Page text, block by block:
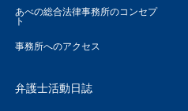
あべの総合法律事務所のコンセプ
ト
事務所へのアクセス
弁護士活動日誌